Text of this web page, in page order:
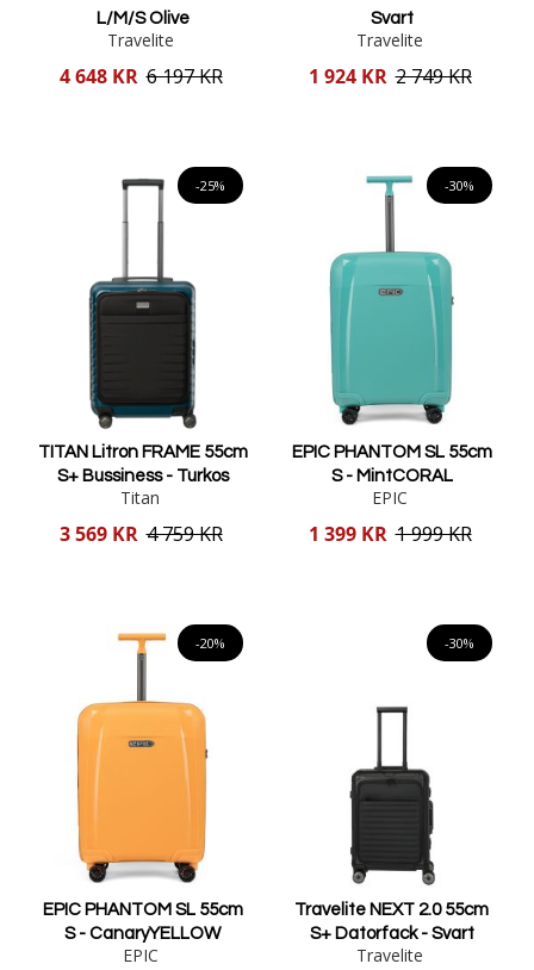
L/M/S Olive
Travelite
Reducerat
4 648 KR 6 197 KR
Svart
Travelite
Reducerat
1 924 KR 2 749 KR
-25%
TITAN Litron FRAME 55cm
S+ Bussiness - Turkos
Titan
Reducerat
3 569 KR 4 759 KR
-30%
EPIC PHANTOM SL 55cm
S - MintCORAL
EPIC
Reducerat
1 399 KR 1 999 KR
-20%
EPIC PHANTOM SL 55cm
S - CanaryYELLOW
EPIC
-30%
Travelite NEXT 2.0 55cm
S+ Datorfack - Svart
Travelite